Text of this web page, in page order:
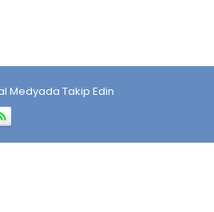
Medyada Takip Edin